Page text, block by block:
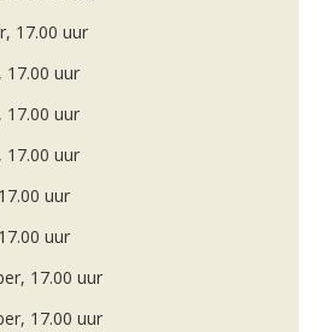
17.00 uur
uur
uur
uur
uur
uur
17.00 uur
17.00 uur